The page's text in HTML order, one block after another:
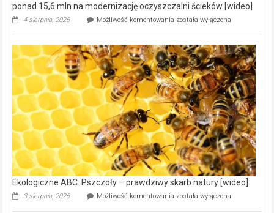
ponad 15,6 mln na modernizację oczyszczalni ścieków [wideo]
4 sierpnia, 2026 Możliwość komentowania Ekologiczne
Wręczyca
Wielka
z
dofinansowaniem
ponad
15,6
mln
na
modernizację
oczyszczalni
ścieków
[wideo]
została wyłączona
Ekologiczne ABC. Pszczoły – prawdziwy skarb natury [wideo]
3 sierpnia, 2026 Możliwość komentowania Ekologiczne
została wyłączona